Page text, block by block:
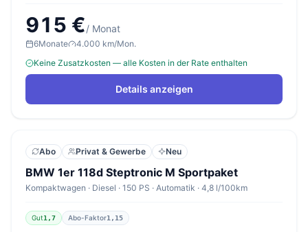
915 €/ Monat
6Monate
4.000 km/Mon.
Keine Zusatzkosten — alle Kosten in der Rate enthalten
Details anzeigen
Abo Privat & Gewerbe Neu
BMW 1er 118d Steptronic M Sportpaket
Kompaktwagen · Diesel · 150 PS · Automatik · 4,8 l/100km
Gut1,7 Abo-Faktor1,15